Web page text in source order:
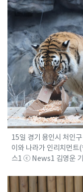
15일 경기 용인시 처인
이와 나라가 인리치먼
스1 ⓒ News1 김영운